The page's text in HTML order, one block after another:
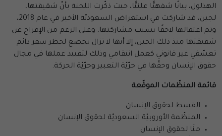
الهذلول، بيانًا شفهيًّا علنيًّا، حيث ذكّرت اللجنة بأنّ شقيقتها،
لجين، قد شاركت في استعراض السعوديّة الأخير في عام 2018،
وتم اعتقالها لاحقًا بسبب مشاركتها. وعلى الرغم من الإفراج عن
شقيقتها منذ ذلك الحين، إلا أنها لا تزال تخضع لحظر سفر دائم
تعسّفي غير قانوني كعمل انتقامي وذلك لتقييد عملها في مجال
حقوق الإنسان وحقّها في حرّيّة التعبير وحرّيّة الحركة.
قائمة المنظّمات الموقّعة
القسط لحقوق الإنسان
المنظّمة الأوروبيّة السعوديّة لحقوق الإنسان
منَا لحقوق الإنسان